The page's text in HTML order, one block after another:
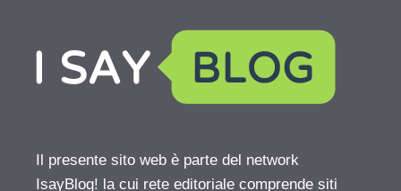
Il presente sito web è parte del network
IsayBlog! la cui rete editoriale comprende siti